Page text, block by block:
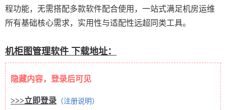
程功能，无需搭配多款软件配合使用，一站式满足机房运维
所有基础核心需求，实用性与适配性远超同类工具。
机柜图管理软件 下载地址：
隐藏内容，登录后可见
>>>立即登录 （注册说明）